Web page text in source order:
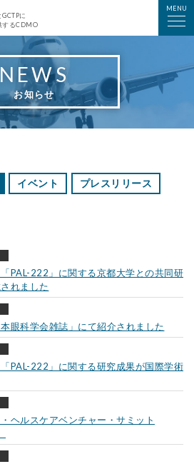
MENU
式会社
に
するCDMO
NEWS
お知らせ
イベント プレスリリース
PAL-222」に関する京都大学との共同研
れました
眼科学会雑誌」にて紹介されました
PAL-222」に関する研究成果が国際学術
ヘルスケアベンチャー・サミット